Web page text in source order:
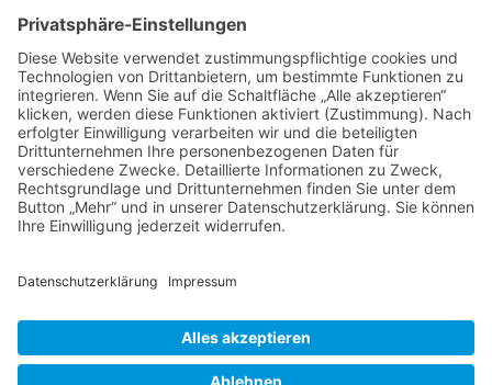
Copyright 2019 - 2023WAK / Prof. Dr. Annely
Rothkegel